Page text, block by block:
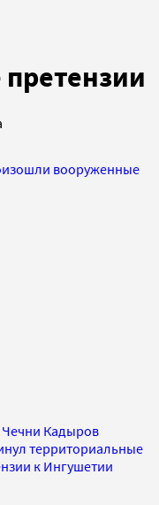
вооруженные
Чечни Кадыров
территориальные
к Ингушетии